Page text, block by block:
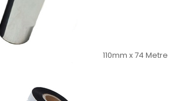
110mm x 74 Metre